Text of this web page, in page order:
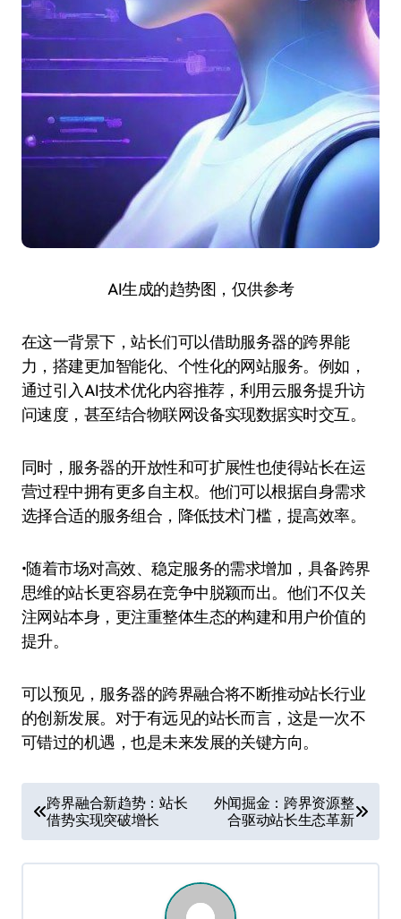
AI生成的趋势图，仅供参考
在这一背景下，站长们可以借助服务器的跨界能
力，搭建更加智能化、个性化的网站服务。例如，
通过引入AI技术优化内容推荐，利用云服务提升访
问速度，甚至结合物联网设备实现数据实时交互。
同时，服务器的开放性和可扩展性也使得站长在运
营过程中拥有更多自主权。他们可以根据自身需求
选择合适的服务组合，降低技术门槛，提高效率。
•随着市场对高效、稳定服务的需求增加，具备跨界
思维的站长更容易在竞争中脱颖而出。他们不仅关
注网站本身，更注重整体生态的构建和用户价值的
提升。
可以预见，服务器的跨界融合将不断推动站长行业
的创新发展。对于有远见的站长而言，这是一次不
可错过的机遇，也是未来发展的关键方向。
章
导
跨界融合新趋势：站长
借势实现突破增长
外闻掘金：跨界资源整
合驱动站长生态革新